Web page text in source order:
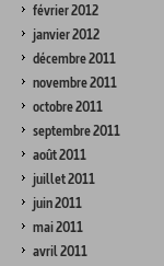
février 2012
janvier 2012
décembre 2011
novembre 2011
octobre 2011
septembre 2011
août 2011
juillet 2011
juin 2011
mai 2011
avril 2011